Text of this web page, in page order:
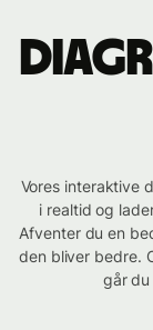
Vores interaktive
i realtid og
Afventer du en
den bliver bedre.
går du